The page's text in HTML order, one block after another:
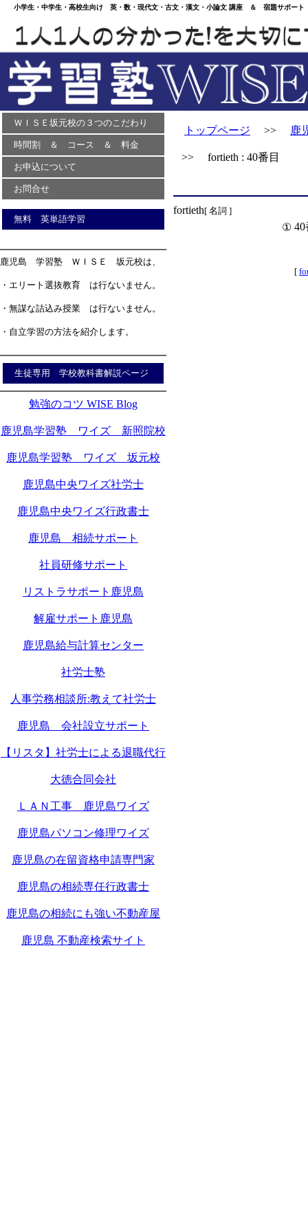
小学生・中学生・高校生向け 英・数・現代文・古文・漢文・小論文 講座 ＆ 宿題サポー
ＷＩＳＥ坂元校の３つのこだわり
時間割 ＆ コース ＆ 料金
お申込について
お問合せ
無料 英単語学習
鹿児島 学習塾 ＷＩＳＥ 坂元校は、
・エリート選抜教育 は行ないません。
・無謀な詰込み授業 は行ないません。
・自立学習の方法を紹介します。
生徒専用 学校教科書解説ページ
勉強のコツ WISE Blog
鹿児島学習塾 ワイズ 新照院校
鹿児島学習塾 ワイズ 坂元校
鹿児島中央ワイズ社労士
鹿児島中央ワイズ行政書士
鹿児島 相続サポート
社員研修サポート
リストラサポート鹿児島
解雇サポート鹿児島
鹿児島給与計算センター
社労士塾
人事労務相談所:教えて社労士
鹿児島 会社設立サポート
【リスタ】社労士による退職代行
大徳合同会社
ＬＡＮ工事 鹿児島ワイズ
鹿児島パソコン修理ワイズ
鹿児島の在留資格申請専門家
鹿児島の相続専任行政書士
鹿児島の相続にも強い不動産屋
鹿児島 不動産検索サイト
トップページ >> 鹿
>> fortieth : 40番目
fortieth[ 名詞 ]
① 40
[